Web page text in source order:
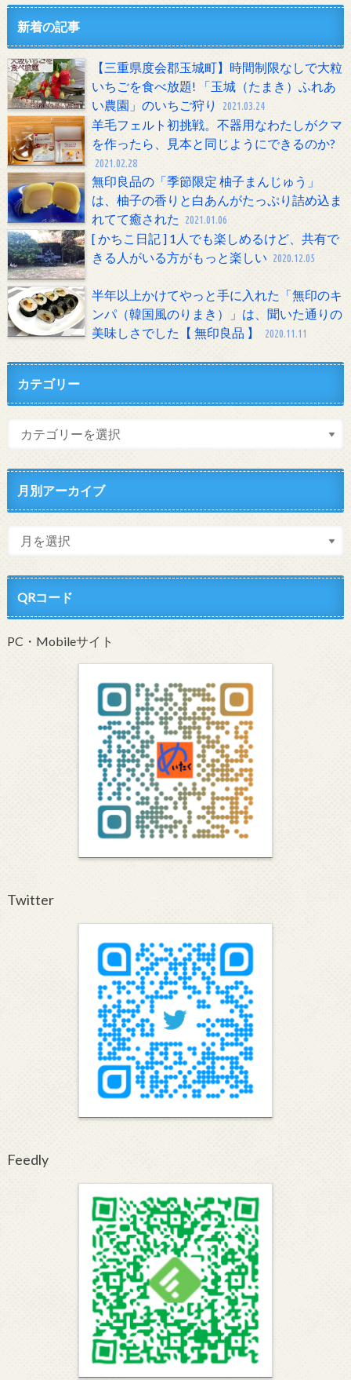
新着の記事
【三重県度会郡玉城町】時間制限なしで大粒
いちごを食べ放題! 「玉城（たまき）ふれあ
い農園」のいちご狩り
2021.03.24
羊毛フェルト初挑戦。不器用なわたしがクマ
を作ったら、見本と同じようにできるのか?
2021.02.28
無印良品の「季節限定 柚子まんじゅう」
は、柚子の香りと白あんがたっぷり詰め込ま
れてて癒された
2021.01.06
[ かちこ日記 ] 1人でも楽しめるけど、共有で
きる人がいる方がもっと楽しい 2020.12.05
半年以上かけてやっと手に入れた「無印のキ
ンパ（韓国風のりまき）」は、聞いた通りの
美味しさでした【 無印良品 】
2020.11.11
カテゴリー
月別アーカイブ
QRコード
PC・Mobileサイト
Twitter
Feedly